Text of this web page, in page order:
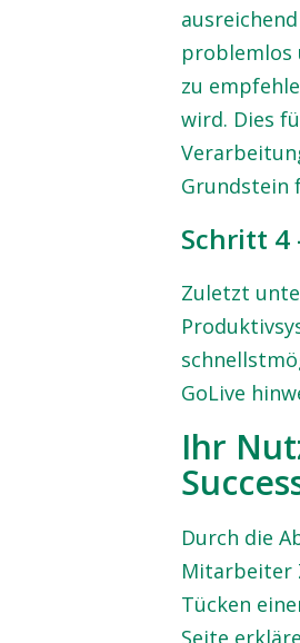
problemlos
zu
wird. Dies
Grundstein
Schritt 4
Zuletzt
GoLive
Ihr
Durch die
Mitarbeiter
Tücken
Seite